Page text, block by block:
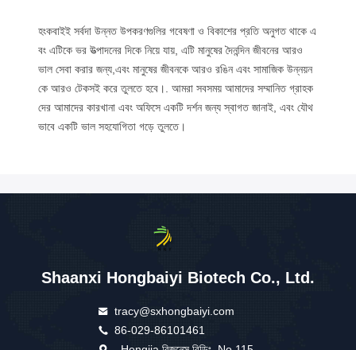
হংকবাইই সর্বদা উন্নত উপকরণগুলির গবেষণা ও বিকাশের প্রতি অনুগত থাকে এ
বং এটিকে ভর উত্পাদনের দিকে নিয়ে যায়, এটি মানুষের দৈনন্দিন জীবনের আরও
ভাল সেবা করার জন্য,এবং মানুষের জীবনকে আরও রঙিন এবং সামাজিক উন্নয়ন
কে আরও টেকসই করে তুলতে হবে।. আমরা সবসময় আমাদের সম্মানিত গ্রাহক
দের আমাদের কারখানা এবং অফিসে একটি দর্শন জন্য স্বাগত জানাই, এবং যৌথ
ভাবে একটি ভাল সহযোগিতা গড়ে তুলতে।
Shaanxi Hongbaiyi Biotech Co., Ltd.
tracy@sxhongbaiyi.com
86-029-86101461